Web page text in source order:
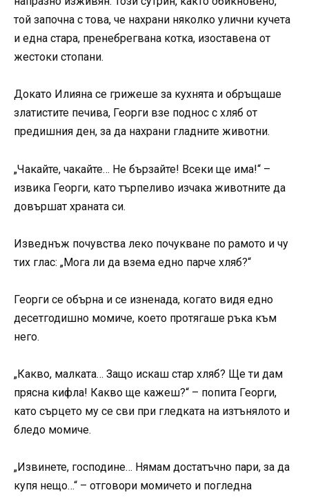
той започна с това, че нахрани няколко улични кучета
и една стара, пренебрегвана котка, изоставена от
жестоки стопани.
Докато Илияна се грижеше за кухнята и обръщаше
златистите печива, Георги взе поднос с хляб от
предишния ден, за да нахрани гладните животни.
„Чакайте, чакайте… Не бързайте! Всеки ще има!“ –
извика Георги, като търпеливо изчака животните да
довършат храната си.
Изведнъж почувства леко почукване по рамото и чу
тих глас: „Мога ли да взема едно парче хляб?“
Георги се обърна и се изненада, когато видя едно
десетгодишно момиче, което протягаше ръка към
него.
„Какво, малката… Защо искаш стар хляб? Ще ти дам
прясна кифла! Какво ще кажеш?“ – попита Георги,
като сърцето му се сви при гледката на изтънялото и
бледо момиче.
„Извинете, господине… Нямам достатъчно пари, за да
купя нещо…“ – отговори момичето и погледна